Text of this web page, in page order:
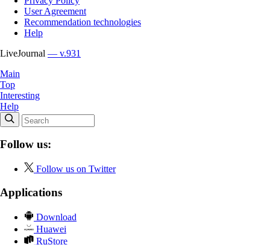
User Agreement
Recommendation technologies
Help
LiveJournal — v.931
Main
Top
Interesting
Help
Follow us:
Follow us on Twitter
Applications
Download
Huawei
RuStore